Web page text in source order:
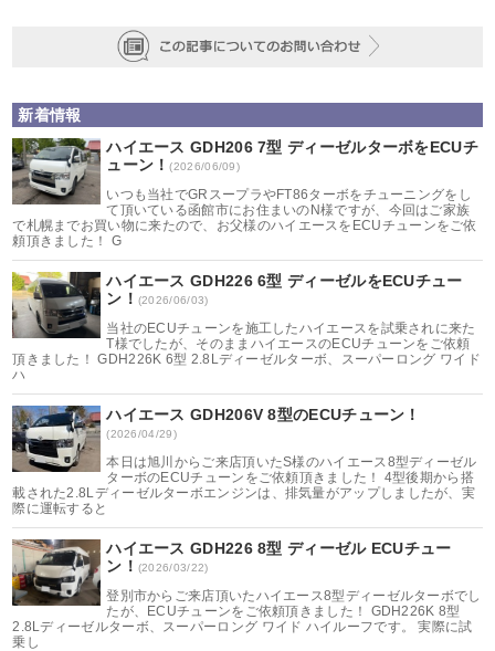
新着情報
ハイエース GDH206 7型 ディーゼルターボをECUチ
ューン！(2026/06/09)
いつも当社でGRスープラやFT86ターボをチューニングをし
て頂いている函館市にお住まいのN様ですが、今回はご家族
で札幌までお買い物に来たので、お父様のハイエースをECUチューンをご依
頼頂きました！ G
ハイエース GDH226 6型 ディーゼルをECUチュー
ン！ (2026/06/03)
当社のECUチューンを施工したハイエースを試乗されに来た
T様でしたが、そのままハイエースのECUチューンをご依頼
頂きました！ GDH226K 6型 2.8Lディーゼルターボ、スーパーロング ワイド
ハ
ハイエース GDH206V 8型のECUチューン！
(2026/04/29)
本日は旭川からご来店頂いたS様のハイエース8型ディーゼル
ターボのECUチューンをご依頼頂きました！ 4型後期から搭
載された2.8Lディーゼルターボエンジンは、排気量がアップしましたが、実
際に運転すると
ハイエース GDH226 8型 ディーゼル ECUチュー
ン！ (2026/03/22)
登別市からご来店頂いたハイエース8型ディーゼルターボでし
たが、ECUチューンをご依頼頂きました！ GDH226K 8型
2.8Lディーゼルターボ、スーパーロング ワイド ハイルーフです。 実際に試
乗し